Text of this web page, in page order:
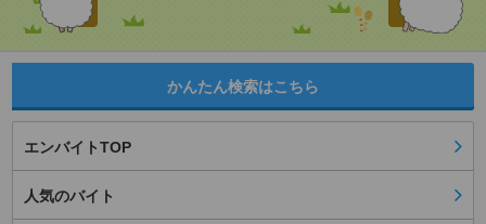
かんたん検索はこちら
エンバイトTOP
人気のバイト